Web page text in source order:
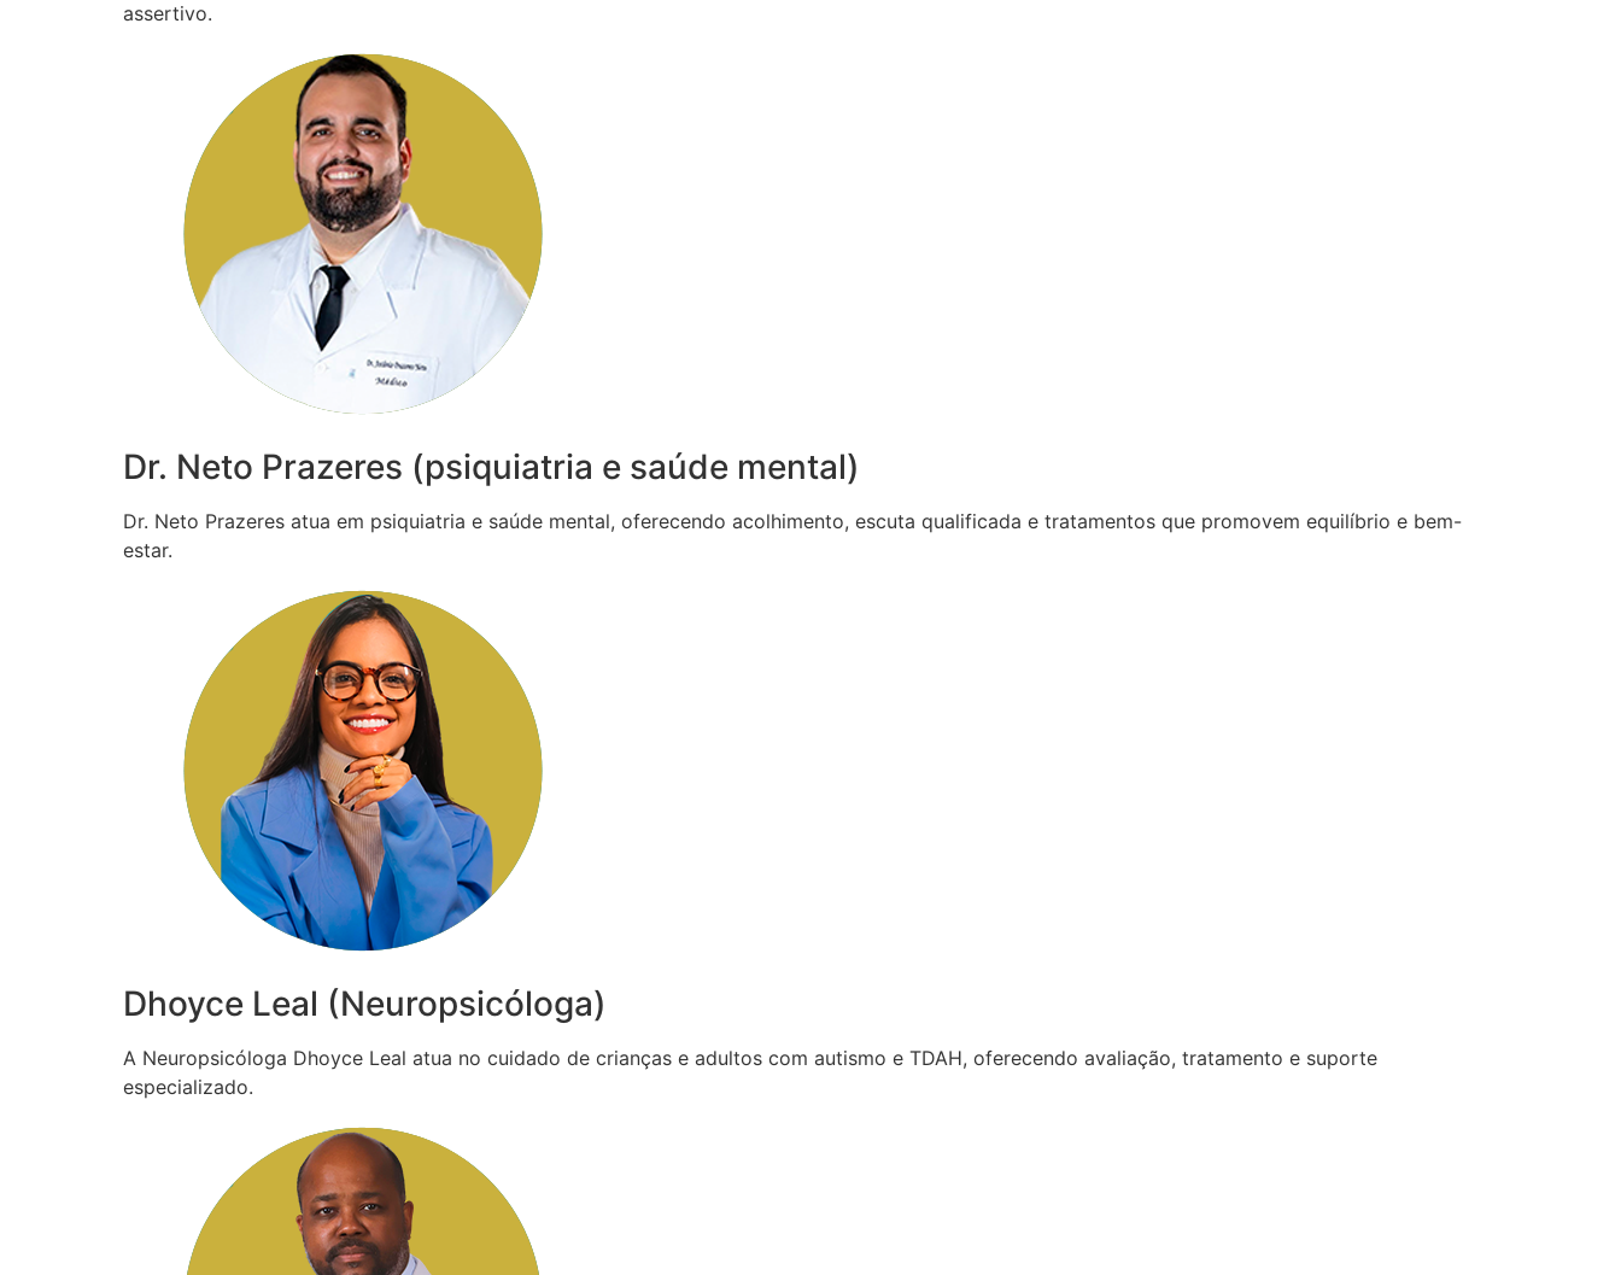
assertivo.
Dr. Neto Prazeres (psiquiatria e saúde mental)
Dr. Neto Prazeres atua em psiquiatria e saúde mental, oferecendo acolhimento, escuta qualificada e tratamentos que promovem equilíbrio e bem-
estar.
Dhoyce Leal (Neuropsicóloga)
A Neuropsicóloga Dhoyce Leal atua no cuidado de crianças e adultos com autismo e TDAH, oferecendo avaliação, tratamento e suporte
especializado.